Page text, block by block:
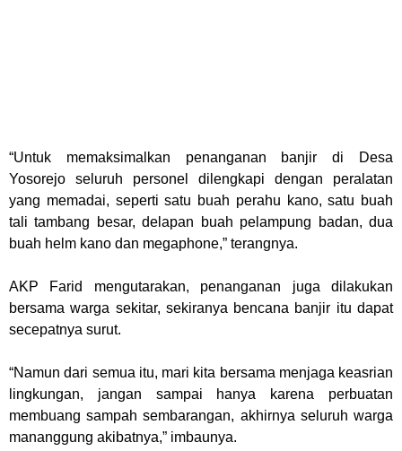
“Untuk memaksimalkan penanganan banjir di Desa
Yosorejo seluruh personel dilengkapi dengan peralatan
yang memadai, seperti satu buah perahu kano, satu buah
tali tambang besar, delapan buah pelampung badan, dua
buah helm kano dan megaphone,” terangnya.
AKP Farid mengutarakan, penanganan juga dilakukan
bersama warga sekitar, sekiranya bencana banjir itu dapat
secepatnya surut.
“Namun dari semua itu, mari kita bersama menjaga keasrian
lingkungan, jangan sampai hanya karena perbuatan
membuang sampah sembarangan, akhirnya seluruh warga
mananggung akibatnya,” imbaunya.